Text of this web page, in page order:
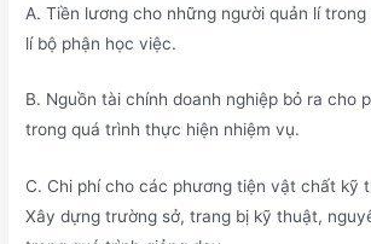
A. Tiền lương cho những người quản lí
lí bộ phận học việc.
B. Nguồn tài chính doanh nghiệp bỏ ra cho
trong quá trình thực hiện nhiệm vụ.
C. Chi phí cho các phương tiện vật chất kỹ
Xây dựng trường sở, trang bị kỹ thuật,